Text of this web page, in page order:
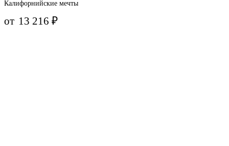
Калифорнийские мечты
от 13 216₽